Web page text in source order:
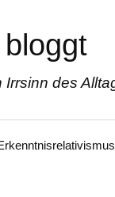
des